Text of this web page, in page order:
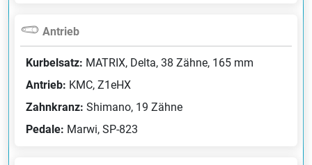
Antrieb
Kurbelsatz: MATRIX, Delta, 38 Zähne, 165 mm
Antrieb: KMC, Z1eHX
Zahnkranz: Shimano, 19 Zähne
Pedale: Marwi, SP-823